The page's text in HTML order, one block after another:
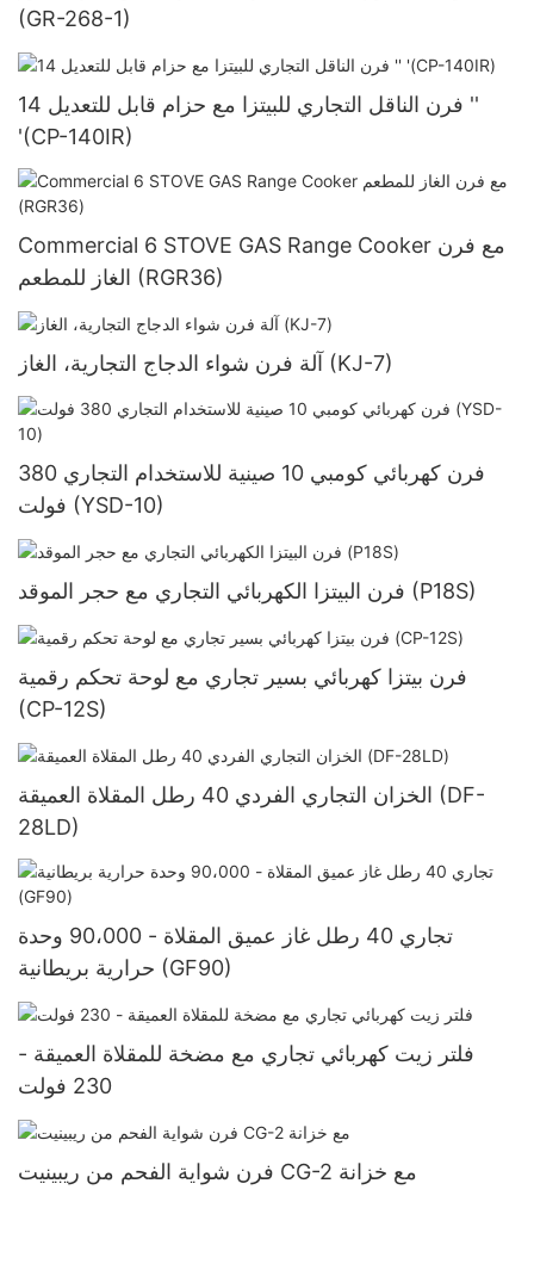
(GR-268-1)
فرن الناقل التجاري للبيتزا مع حزام قابل للتعديل 14 ''
'(CP-140IR)
Commercial 6 STOVE GAS Range Cooker مع فرن
الغاز للمطعم (RGR36)
آلة فرن شواء الدجاج التجارية، الغاز (KJ-7)
فرن كهربائي كومبي 10 صينية للاستخدام التجاري 380
فولت (YSD-10)
فرن البيتزا الكهربائي التجاري مع حجر الموقد (P18S)
فرن بيتزا كهربائي بسير تجاري مع لوحة تحكم رقمية
(CP-12S)
الخزان التجاري الفردي 40 رطل المقلاة العميقة (DF-
28LD)
تجاري 40 رطل غاز عميق المقلاة - 90،000 وحدة
حرارية بريطانية (GF90)
فلتر زيت كهربائي تجاري مع مضخة للمقلاة العميقة -
230 فولت
فرن شواية الفحم من ريبينيت CG-2 مع خزانة